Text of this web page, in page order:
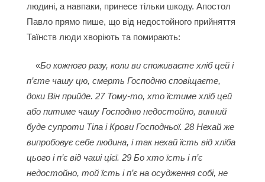
людині, а навпаки, принесе тільки шкоду. Апостол
Павло прямо пише, що від недостойного прийняття
Таїнств люди хворіють та помирають:
«Бо кожного разу, коли ви споживаєте хліб цей і
п’єте чашу цю, смерть Господню сповіщаєте,
доки Він прийде. 27 Тому-то, хто їстиме хліб цей
або питиме чашу Господню недостойно, винний
буде супроти Тіла і Крови Господньої. 28 Нехай же
випробовує себе людина, і так нехай їсть від хліба
цього і п’є від чаші цієї. 29 Бо хто їсть і п’є
недостойно, той їсть і п’є на осудження собі, не